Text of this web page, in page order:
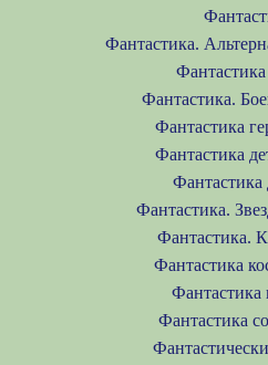
Фантастика.
Фантастика
Фантастика.
Фантастика
Фантастика
Фантастика
Фантастика.
Фантастика.
Фантастика
Фантастика
Фантастика